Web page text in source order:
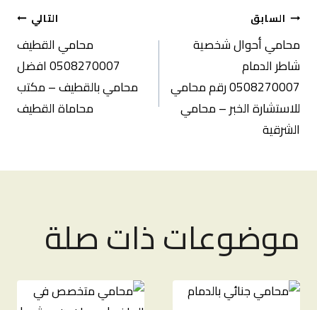
تصفّح
المقالات
السابق
محامي أحوال شخصية
شاطر الدمام
0508270007 رقم محامي
للاستشارة الخبر – محامي
الشرقية
التالي
محامي القطيف
0508270007 افضل
محامي بالقطيف – مكتب
محاماة القطيف
موضوعات ذات صلة